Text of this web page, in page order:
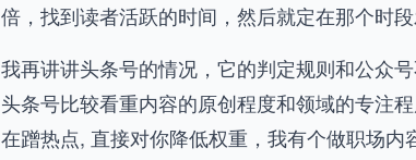
倍，找到读者活跃的时间，然后就定在那个时段
我再讲讲头条号的情况，它的判定规则和公众号
头条号比较看重内容的原创程度和领域的专注
在蹭热点, 直接对你降低权重，我有个做职场